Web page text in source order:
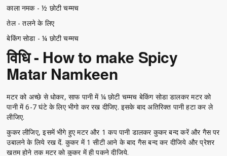
काला नमक - ½ छोटी चम्मच
तेल - तलने के लिए
बेकिंग सोडा - ¼ छोटी चम्मच
विधि - How to make Spicy
Matar Namkeen
मटर को अच्छे से धोकर, साफ पानी में ¼ छोटी चम्मच बेकिंग सोडा डालकर मटर को
पानी में 6-7 घंटे के लिए भीगो कर रख दीजिए. इसके बाद अतिरिक्त पानी हटा कर ले
लीजिए.
कुकर लीजिए, इसमें भीगे हुए मटर और 1 कप पानी डालकर कुकर बन्द करें और गैस पर
उबालने के लिये रख दें. कुकर में 1 सीटी आने के बाद गैस बन्द कर दीजिये और प्रेशर
खतम होने तक मटर को कुकर में ही पकने दीजिये.